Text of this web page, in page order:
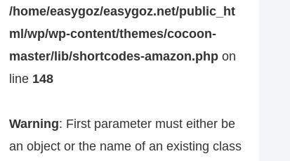
/home/easygoz/easygoz.net/public_ht
ml/wp/wp-content/themes/cocoon-
master/lib/shortcodes-amazon.php on
line 148
Warning: First parameter must either be
an object or the name of an existing class